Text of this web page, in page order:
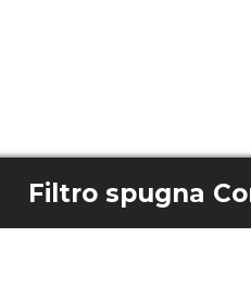
Filtro spugna